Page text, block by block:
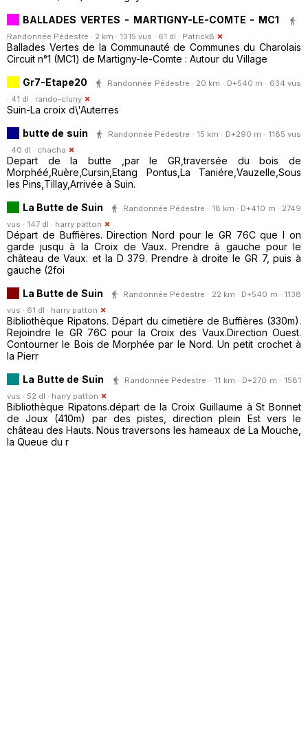
BALLADES VERTES - MARTIGNY-LE-COMTE - MC1
Randonnée Pédestre · 2 km · 1315 vus · 61 dl · PatrickB
Ballades Vertes de la Communauté de Communes du Charolais
Circuit n°1 (MC1) de Martigny-le-Comte : Autour du Village
Gr7-Etape20
Randonnée Pédestre · 20 km · D+540 m · 634 vus
· 41 dl · rando-cluny
Suin-La croix d\'Auterres
butte de suin
Randonnée Pédestre · 15 km · D+290 m · 1185 vus
· 40 dl · chacha
Depart de la butte ,par le GR,traversée du bois de
Morphéé,Ruère,Cursin,Etang Pontus,La Taniére,Vauzelle,Sous
les Pins,Tillay,Arrivée à Suin.
La Butte de Suin
Randonnée Pédestre · 18 km · D+410 m · 2749
vus · 147 dl · harry patton
Départ de Buffières. Direction Nord pour le GR 76C que l on
garde jusqu à la Croix de Vaux. Prendre à gauche pour le
château de Vaux. et la D 379. Prendre à droite le GR 7, puis à
gauche (2foi
La Butte de Suin
Randonnée Pédestre · 22 km · D+540 m · 1138
vus · 61 dl · harry patton
Bibliothèque Ripatons. Départ du cimetière de Buffières (330m).
Rejoindre le GR 76C pour la Croix des Vaux.Direction Ouest.
Contourner le Bois de Morphée par le Nord. Un petit crochet à
la Pierr
La Butte de Suin
Randonnée Pédestre · 11 km · D+270 m · 1581
vus · 52 dl · harry patton
Bibliothèque Ripatons.départ de la Croix Guillaume à St Bonnet
de Joux (410m) par des pistes, direction plein Est vers le
château des Hauts. Nous traversons les hameaux de La Mouche,
la Queue du r